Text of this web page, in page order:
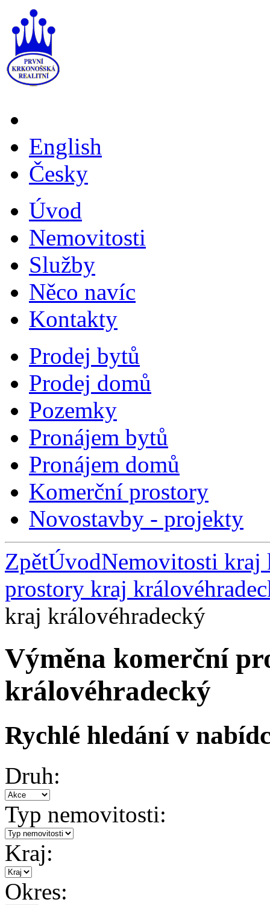
English
Česky
Úvod
Nemovitosti
Služby
Něco navíc
Kontakty
Prodej bytů
Prodej domů
Pozemky
Pronájem bytů
Pronájem domů
Komerční prostory
Novostavby - projekty
ZpětÚvodNemovitosti kraj
prostory kraj
kraj královéhradecký
Výměna komerční
královéhradecký
Rychlé hledání v
Druh:
Typ nemovitosti:
Kraj:
Okres: